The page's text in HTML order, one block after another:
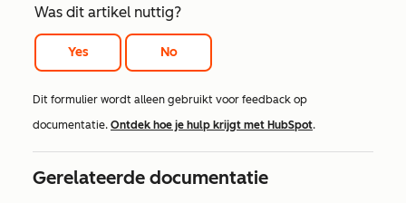
Was dit artikel nuttig?
Yes No
Dit formulier wordt alleen gebruikt voor feedback op
documentatie. Ontdek hoe je hulp krijgt met HubSpot.
Gerelateerde documentatie